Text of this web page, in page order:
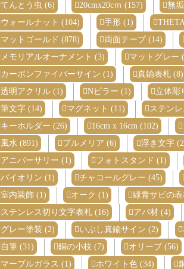
てんとう虫 (6)
20cmx20cｍ (157) 無
ウォールナット (104)
手形 (1)
マットゴールド (878)
両面テープ (14)
メモリアルオーナメント (3)
マットグレー
カーボンファイバーサイン (1)
真鍮表札 (8)
透明アクリル (1)
Nピラー (1) 立体彫
筆文字 (14)
マグネット (11) ステン
キーホルダー (26)
16cm x 16cm (102)
風水 (891)
プルメリア (6) 浮き文字
アニバーサリー (1)
フォトスタンド (1)
バイオリン (1)
チャコールグレー (45)
室内装飾 (1)
オーク (1) 緑青サビの
ステンレス切り文字表札 (16)
アパ材 (4)
グレー塗装 (2)
いぶし真鍮サイン (2)
自筆 (31)
銅の小枝 (7) オリーブ (56)
マーブルガラス (1)
ホワイト色 (34)